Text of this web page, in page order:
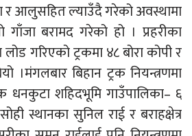
र आलुसहित ल्याउँदै गरेको अवस्थामा
बरामद गरेको हो । प्रहरीका
गरिएको ट्रकमा ४८ बोरा कोपी र
।मंगलबार बिहान ट्रक नियन्त्रणमा
धनकुटा शहिदभूमि गाउँपालिका– ६
स्थानका सुनिल राई र बराहक्षेत्र